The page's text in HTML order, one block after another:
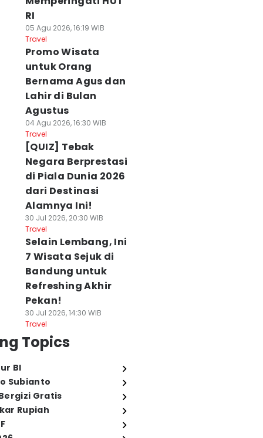
RI
05 Agu 2026, 16:19 WIB
Travel
Promo Wisata
untuk Orang
Bernama Agus dan
Lahir di Bulan
Agustus
04 Agu 2026, 16:30 WIB
Travel
[QUIZ] Tebak
Negara Berprestasi
di Piala Dunia 2026
dari Destinasi
Alamnya Ini!
30 Jul 2026, 20:30 WIB
Travel
Selain Lembang, Ini
7 Wisata Sejuk di
Bandung untuk
Refreshing Akhir
Pekan!
30 Jul 2026, 14:30 WIB
Travel
Topics
BI
Subianto
Gratis
Rupiah